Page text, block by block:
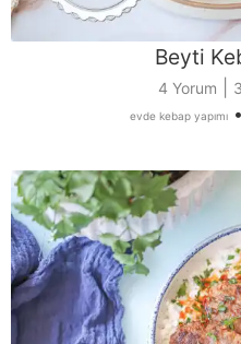
Beyti
4 Yorum
evde kebap yapımı•